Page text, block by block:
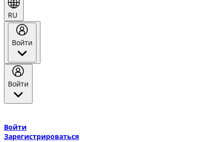
RU
Войти
Войти
Войти
Зарегистрироваться